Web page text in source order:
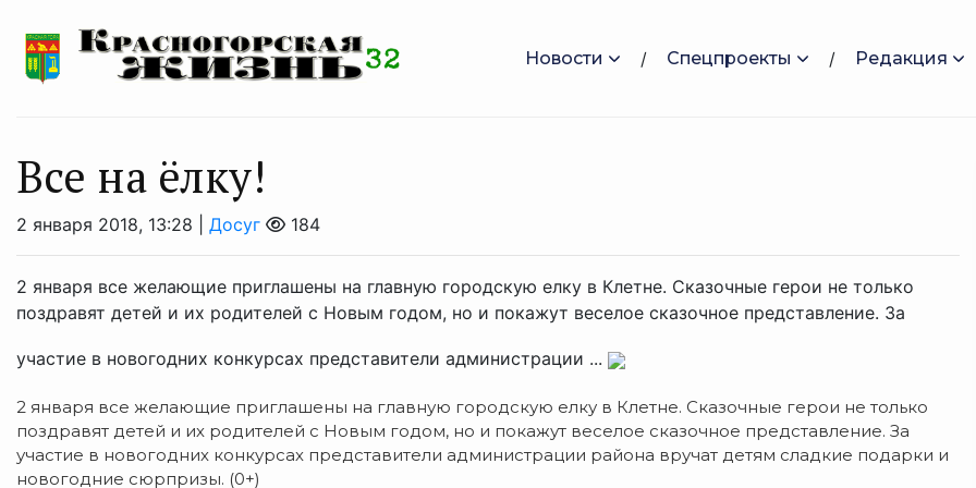
Новости Спецпроекты Редакция
Все на ёлку!
2 января 2018, 13:28 | Досуг 184
2 января все желающие приглашены на главную городскую елку в Клетне. Сказочные герои не только
поздравят детей и их родителей с Новым годом, но и покажут веселое сказочное представление. За
участие в новогодних конкурсах представители администрации ...
2 января все желающие приглашены на главную городскую елку в Клетне. Сказочные герои не только
поздравят детей и их родителей с Новым годом, но и покажут веселое сказочное представление. За
участие в новогодних конкурсах представители администрации района вручат детям сладкие подарки и
новогодние сюрпризы. (0+)